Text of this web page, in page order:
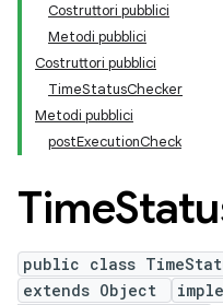
Costruttori pubblici
Metodi pubblici
Costruttori pubblici
TimeStatusChecker
Metodi pubblici
postExecutionCheck
Time
public class
extends Object